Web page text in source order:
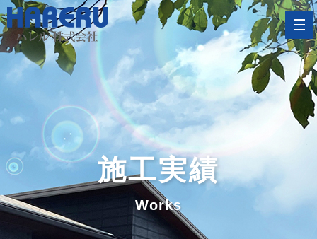
施工実績
Works